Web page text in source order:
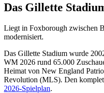
Das Gillette
Liegt in Foxborough zwischen
modernisiert.
Das Gillette Stadium wurde
WM 2026 rund 65.000
Heimat von New England
Revolution (MLS). Den
2026-Spielplan.